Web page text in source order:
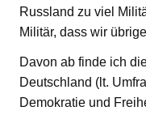
Russland zu viel
Militär, dass wir
Davon ab finde ich
Deutschland (lt.
Demokratie und